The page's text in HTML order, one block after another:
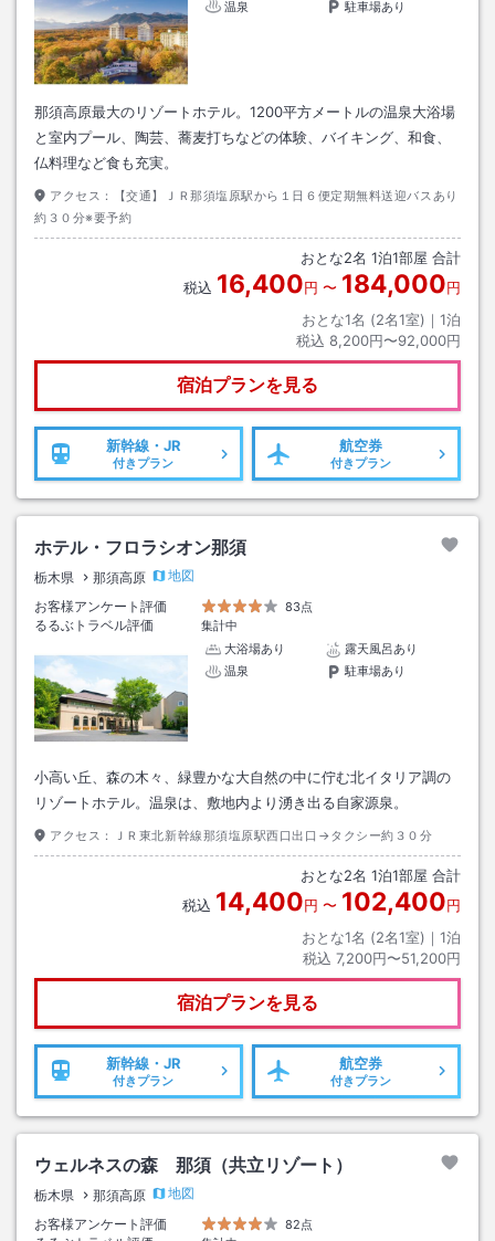
温泉 駐車場あり
那須高原最大のリゾートホテル。1200平方メートルの温泉大浴場
と室内プール、陶芸、蕎麦打ちなどの体験、バイキング、和食、
仏料理など食も充実。
アクセス：
【交通】ＪＲ那須塩原駅から１日６便定期無料送迎バスあり
約３０分※要予約
おとな2名 1泊1部屋 合計
税込 16,400円 〜 184,000円
おとな1名 (2名1室)｜ 1泊
税込 8,200円〜92,000円
宿泊プランを見る
新幹線・JR
付きプラン
航空券
付きプラン
ホテル・フロラシオン那須
栃木県 那須高原
地図
お客様アンケート評価
83点
るるぶトラベル評価
集計中
大浴場あり
露天風呂あり
温泉
駐車場あり
小高い丘、森の木々、緑豊かな大自然の中に佇む北イタリア調の
リゾートホテル。温泉は、敷地内より湧き出る自家源泉。
アクセス： ＪＲ東北新幹線那須塩原駅西口出口→タクシー約３０分
おとな2名 1泊1部屋 合計
税込 14,400円 〜 102,400円
おとな1名 (2名1室)｜ 1泊
税込 7,200円〜51,200円
宿泊プランを見る
新幹線・JR
付きプラン
航空券
付きプラン
ウェルネスの森 那須（共立リゾート）
栃木県 那須高原
地図
お客様アンケート評価
82点